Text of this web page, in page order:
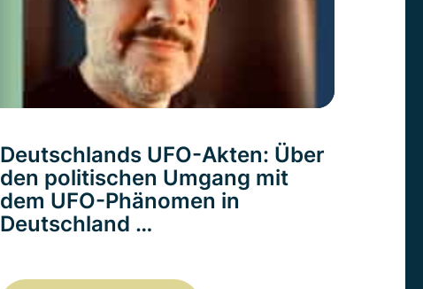
Deutschlands UFO-Akten: Über
den politischen Umgang mit
dem UFO-Phänomen in
Deutschland …